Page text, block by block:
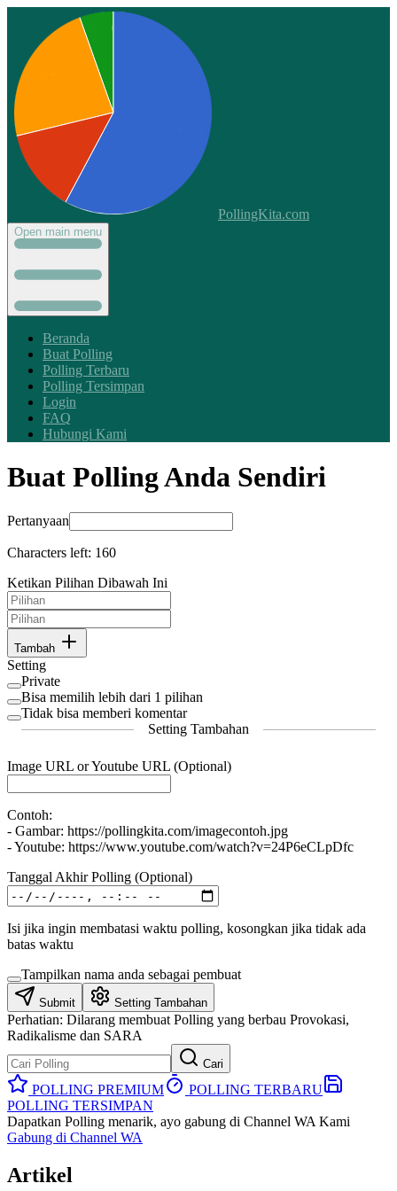
PollingKita.com
Open main menu
Beranda
Buat Polling
Polling Terbaru
Polling Tersimpan
Login
FAQ
Hubungi Kami
Buat Polling Anda Sendiri
Pertanyaan
Characters left: 160
Ketikan Pilihan Dibawah Ini
Tambah
Setting
Private
Bisa memilih lebih dari 1 pilihan
Tidak bisa memberi komentar
Setting Tambahan
Image URL or Youtube URL (Optional)
Contoh:
- Gambar: https://pollingkita.com/imagecontoh.jpg
- Youtube: https://www.youtube.com/watch?v=24P6eCLpDfc
Tanggal Akhir Polling (Optional)
Isi jika ingin membatasi waktu polling, kosongkan jika tidak ada
batas waktu
Tampilkan nama anda sebagai pembuat
Submit Setting Tambahan
Perhatian: Dilarang membuat Polling yang berbau Provokasi,
Radikalisme dan SARA
Cari
POLLING PREMIUM
POLLING TERBARU
POLLING TERSIMPAN
Dapatkan Polling menarik, ayo gabung di Channel WA Kami
Gabung di Channel WA
Artikel